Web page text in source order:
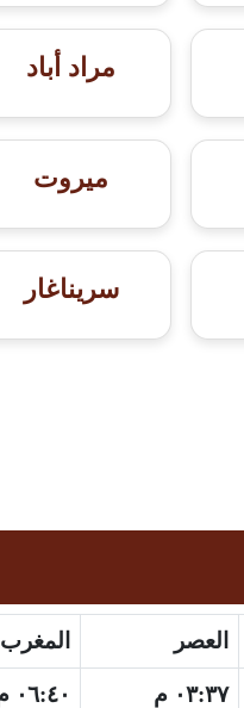
مراد أباد
ميروت
سريناغار
العصر المغرب
٠٣:٣٧ م ٠٦:٤٠ م